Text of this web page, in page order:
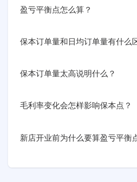
盈亏平衡点怎么算？
后用月固定成本除以每单利润。结果
保本订单量和日均订单量有什么
订单量除以30天。日均订单量更适合
保本订单量太高说明什么？
别检查租金人工、商品定价和进货成
毛利率变化会怎样影响保本点？
时，即使销售额不变，也可能需要更
新店开业前为什么要算盈亏平衡
日均保本订单量明显高于实际可达订